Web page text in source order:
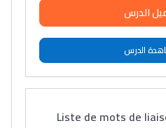
الدرس
الدرس
Liste de mots de